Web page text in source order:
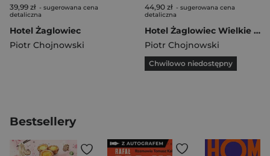
39,99 zł - sugerowana cena
detaliczna
Hotel Żaglowiec
Piotr Chojnowski
44,90 zł - sugerowana cena
detaliczna
Hotel Żaglowiec Wielkie Litery
Piotr Chojnowski
Chwilowo niedostępny
Bestsellery